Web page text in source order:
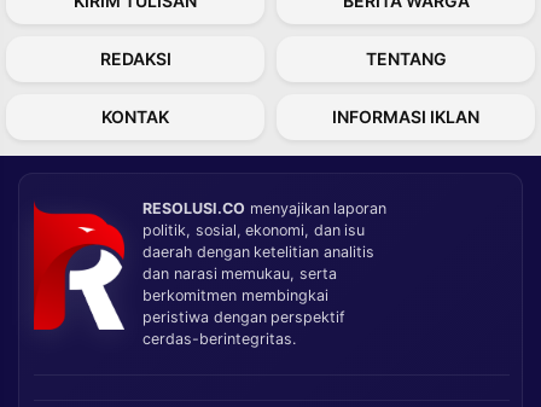
REDAKSI TENTANG
KONTAK INFORMASI IKLAN
RESOLUSI.CO menyajikan laporan
politik, sosial, ekonomi, dan isu
daerah dengan ketelitian analitis
dan narasi memukau, serta
berkomitmen membingkai
peristiwa dengan perspektif
cerdas-berintegritas.